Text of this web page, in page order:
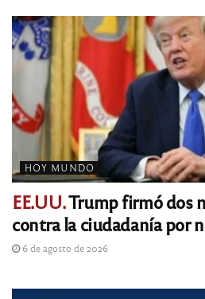
HOY MUNDO
EE.UU.Trump firmó dos
contra la ciudadanía por
6 de agosto de 2026